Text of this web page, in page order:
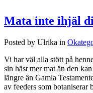
Mata inte ihjäl
Posted by Ulrika in
Vi har väl alla stött på
sin häst mer mat än den
längre än Gamla
av feeders som botaniserar